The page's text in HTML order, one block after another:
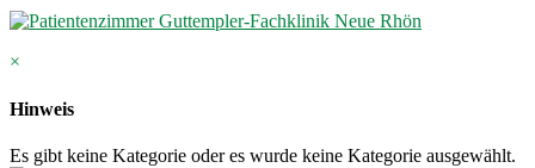
×
Hinweis
Es gibt keine Kategorie oder es wurde keine Kategorie ausgewählt.